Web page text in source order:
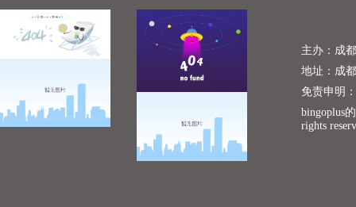
主办：成
地址：成
免责申明
bingoplus
rights